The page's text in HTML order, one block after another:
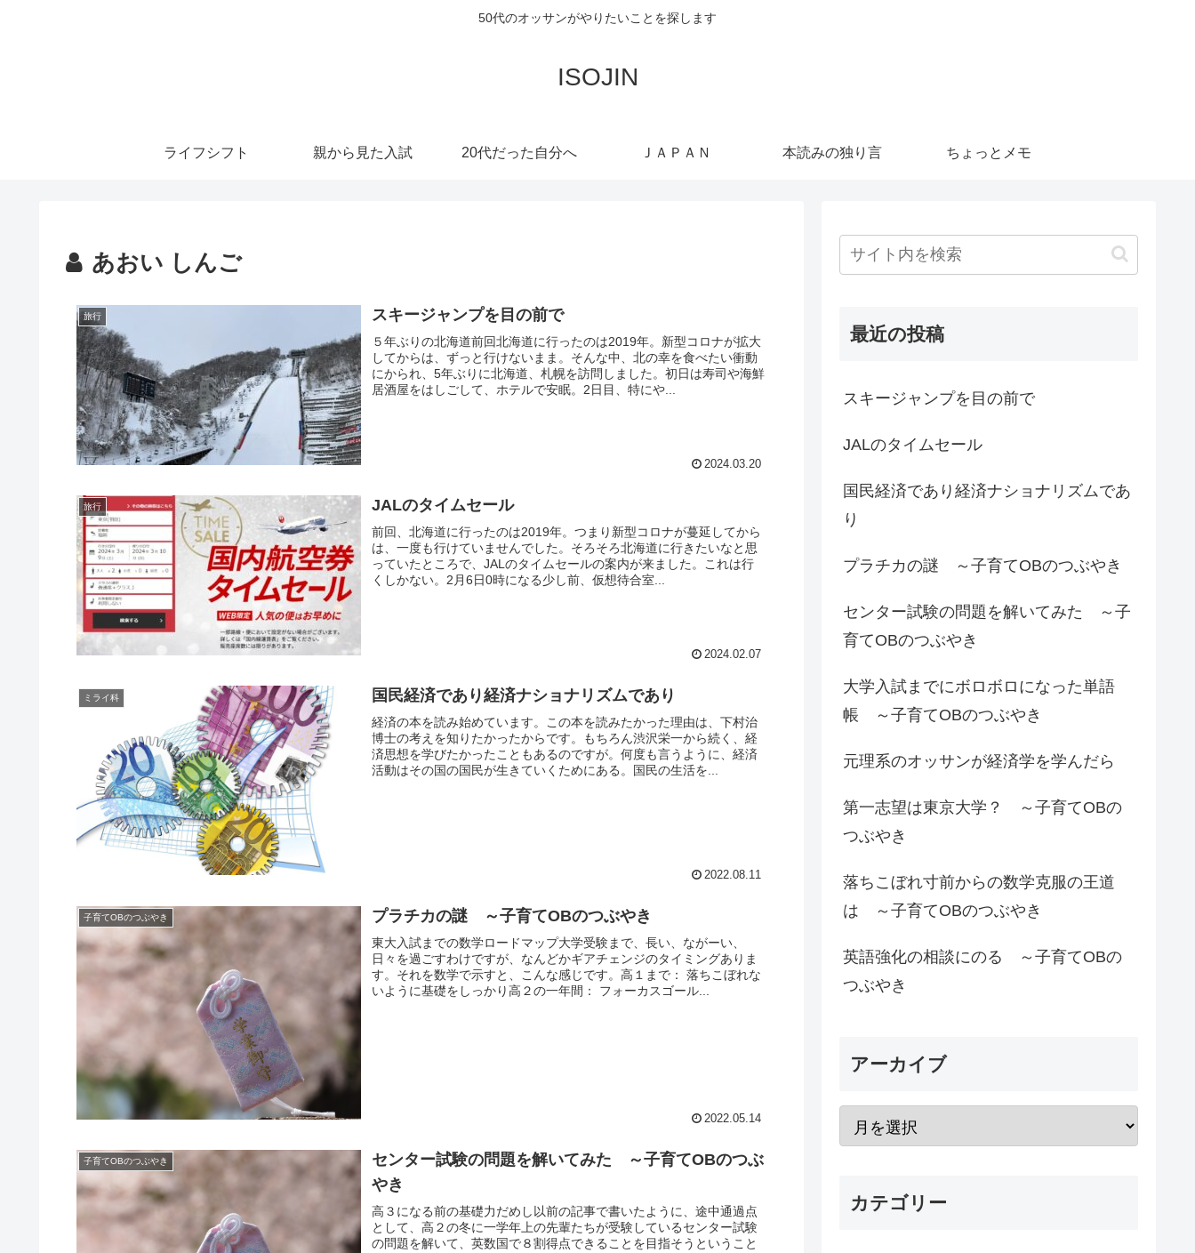
50代のオッサンがやりたいことを探します
ISOJIN
ライフシフト 親から見た入試 20代だった自分へ ＪＡＰＡＮ 本読みの独り言 ちょっとメモ
あおい しんご
旅行 スキージャンプを目の前で
５年ぶりの北海道前回北海道に行ったのは2019年。新型コロナが拡大
してからは、ずっと行けないまま。そんな中、北の幸を食べたい衝動
にかられ、5年ぶりに北海道、札幌を訪問しました。初日は寿司や海鮮
居酒屋をはしごして、ホテルで安眠。2日目、特にや...
2024.03.20
旅行 JALのタイムセール
前回、北海道に行ったのは2019年。つまり新型コロナが蔓延してから
は、一度も行けていませんでした。そろそろ北海道に行きたいなと思
っていたところで、JALのタイムセールの案内が来ました。これは行
くしかない。2月6日0時になる少し前、仮想待合室...
2024.02.07
ミライ科 国民経済であり経済ナショナリズムであり
経済の本を読み始めています。この本を読みたかった理由は、下村治
博士の考えを知りたかったからです。もちろん渋沢栄一から続く、経
済思想を学びたかったこともあるのですが。何度も言うように、経済
活動はその国の国民が生きていくためにある。国民の生活を...
2022.08.11
子育てOBのつぶやき プラチカの謎 ～子育てOBのつぶやき
東大入試までの数学ロードマップ大学受験まで、長い、ながーい、
日々を過ごすわけですが、なんどかギアチェンジのタイミングありま
す。それを数学で示すと、こんな感じです。高１まで： 落ちこぼれな
いように基礎をしっかり高２の一年間： フォーカスゴール...
2022.05.14
子育てOBのつぶやき
センター試験の問題を解いてみた ～子育てOBのつぶ
やき
高３になる前の基礎力だめし以前の記事で書いたように、途中通過点
として、高２の冬に一学年上の先輩たちが受験しているセンター試験
の問題を解いて、英数国で８割得点できることを目指そうということ
最近の投稿
スキージャンプを目の前で
JALのタイムセール
国民経済であり経済ナショナリズムであ
り
プラチカの謎 ～子育てOBのつぶやき
センター試験の問題を解いてみた ～子
育てOBのつぶやき
大学入試までにボロボロになった単語
帳 ～子育てOBのつぶやき
元理系のオッサンが経済学を学んだら
第一志望は東京大学？ ～子育てOBの
つぶやき
落ちこぼれ寸前からの数学克服の王道
は ～子育てOBのつぶやき
英語強化の相談にのる ～子育てOBの
つぶやき
アーカイブ
カテゴリー